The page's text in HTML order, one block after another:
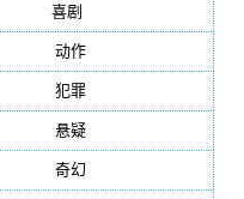
喜剧
动作
犯罪
悬疑
奇幻